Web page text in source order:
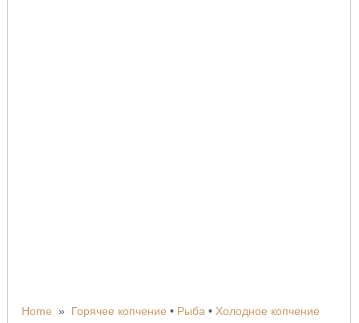
Home » Горячее копчение • Рыба • Холодное копчение